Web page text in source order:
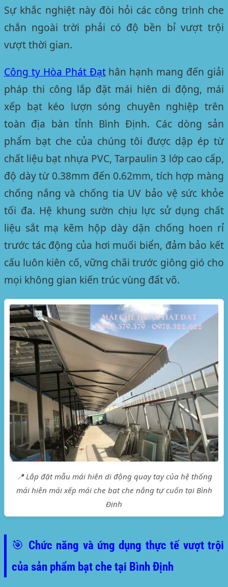
Sự khắc nghiệt này đòi hỏi các công trình che
chắn ngoài trời phải có độ bền bỉ vượt trội
vượt thời gian.
Công ty Hòa Phát Đạthân hạnh mang đến giải
pháp thi công lắp đặt mái hiên di động, mái
xếp bạt kéo lượn sóng chuyên nghiệp trên
toàn địa bàn tỉnh Bình Định. Các dòng sản
phẩm bạt che của chúng tôi được dập ép từ
chất liệu bạt nhựa PVC, Tarpaulin 3 lớp cao cấp,
độ dày từ 0.38mm đến 0.62mm, tích hợp màng
chống nắng và chống tia UV bảo vệ sức khỏe
tối đa. Hệ khung sườn chịu lực sử dụng chất
liệu sắt mạ kẽm hộp dày dặn chống hoen rỉ
trước tác động của hơi muối biển, đảm bảo kết
cấu luôn kiên cố, vững chãi trước giông gió cho
mọi không gian kiến trúc vùng đất võ.
📍 Lắp đặt mẫu mái hiên di động quay tay của hệ thống
mái hiên mái xếp mái che bạt che nắng tự cuốn tại Bình
Định
🎯 Chức năng và ứng dụng thực tế vượt trội
của sản phẩm bạt che tại Bình Định